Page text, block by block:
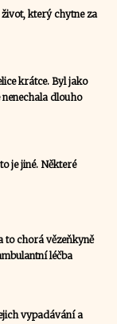
který chytne za
krátce. Byl jako
dlouho
je jiné. Některé
to chorá vězeňkyně
léčba
vypadávání a